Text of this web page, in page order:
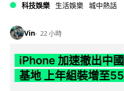
科技娛樂 生活娛樂 城中熱話
Vin 22 小時
iPhone 加速撤出中
基地 上年組裝增至